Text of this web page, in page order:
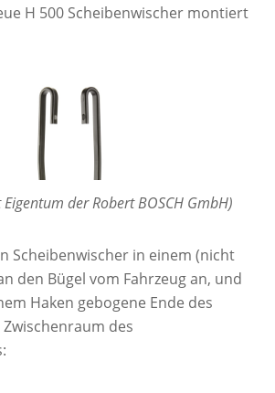
H 500 Scheibenwischer montiert
der Robert BOSCH GmbH)
Scheibenwischer in einem (nicht
den Bügel vom Fahrzeug an, und
Haken gebogene Ende des
des